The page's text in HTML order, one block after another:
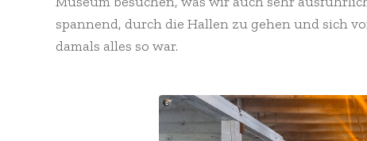
spannend, durch die Hallen zu gehen und sich
damals alles so war.